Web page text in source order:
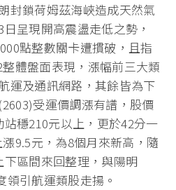
封鎖荷姆茲海峽造成天然氣
呈現開高震盪走低之勢，
點整數關卡遭摜破，且指
體盤面表現，漲幅前三大類
運及通訊網路，其餘皆為下
受運價調漲有譜，股價
穩210元以上，更於42分一
9.5元，為8個月來新高，隨
區間來回整理，與陽明
領引航運類股走揚。